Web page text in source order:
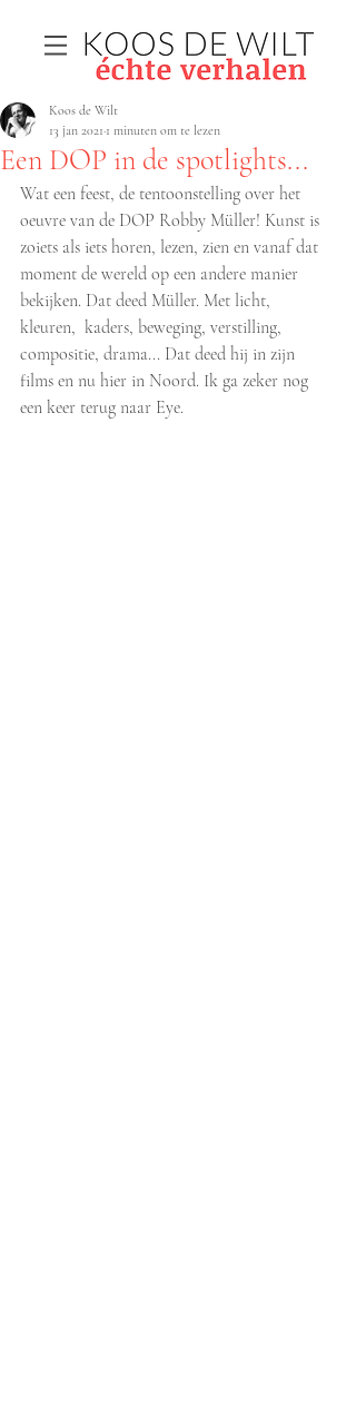
Een DOP in de spotlights...
Koos de Wilt
13 jan 2021 1 minuten om te lezen
Wat een feest, de tentoonstelling over het
oeuvre van de DOP Robby Müller! Kunst is
zoiets als iets horen, lezen, zien en vanaf dat
moment de wereld op een andere manier
bekijken. Dat deed Müller. Met licht,
kleuren,  kaders, beweging, verstilling,
compositie, drama... Dat deed hij in zijn
films en nu hier in Noord. Ik ga zeker nog
een keer terug naar Eye.